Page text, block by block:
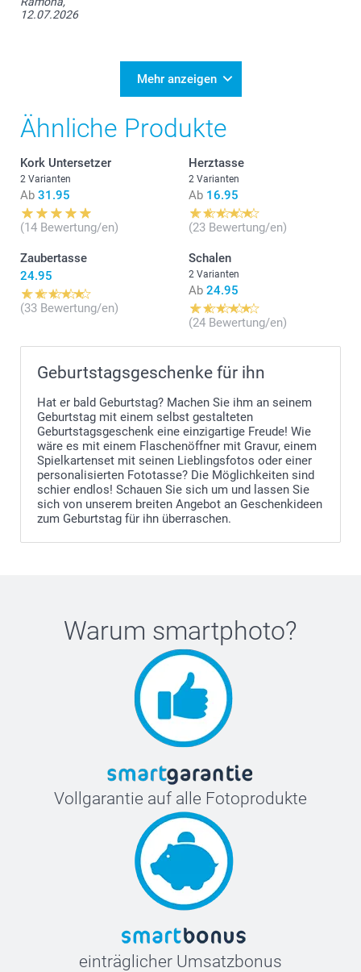
12.07.2026
Mehr anzeigen
Ähnliche Produkte
Kork Untersetzer
2 Varianten
Ab 31.95
(14 Bewertung/en)
Herztasse
2 Varianten
Ab 16.95
(23 Bewertung/en)
Zaubertasse
24.95
(33 Bewertung/en)
Schalen
2 Varianten
Ab 24.95
(24 Bewertung/en)
Geburtstagsgeschenke für ihn
Hat er bald Geburtstag? Machen Sie ihm an seinem
Geburtstag mit einem selbst gestalteten
Geburtstagsgeschenk eine einzigartige Freude! Wie
wäre es mit einem Flaschenöffner mit Gravur, einem
Spielkartenset mit seinen Lieblingsfotos oder einer
personalisierten Fototasse? Die Möglichkeiten sind
schier endlos! Schauen Sie sich um und lassen Sie
sich von unserem breiten Angebot an Geschenkideen
zum Geburtstag für ihn überraschen.
Warum smartphoto?
Vollgarantie auf alle Fotoprodukte
einträglicher Umsatzbonus